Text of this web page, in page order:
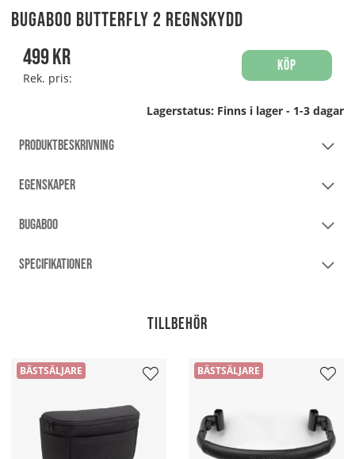
Bugaboo Butterfly 2 Regnskydd
499kr
Rek. pris:
Köp
Lagerstatus: Finns i lager - 1-3 dagar
PRODUKTBESKRIVNING
EGENSKAPER
BUGABOO
SPECIFIKATIONER
Tillbehör
BÄSTSÄLJARE BÄSTSÄLJARE